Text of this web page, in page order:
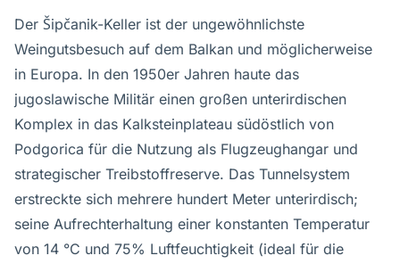
Der Šipčanik-Keller ist der ungewöhnlichste
Weingutsbesuch auf dem Balkan und möglicherweise
in Europa. In den 1950er Jahren haute das
jugoslawische Militär einen großen unterirdischen
Komplex in das Kalksteinplateau südöstlich von
Podgorica für die Nutzung als Flugzeughangar und
strategischer Treibstoffreserve. Das Tunnelsystem
erstreckte sich mehrere hundert Meter unterirdisch;
seine Aufrechterhaltung einer konstanten Temperatur
von 14 °C und 75% Luftfeuchtigkeit (ideal für die